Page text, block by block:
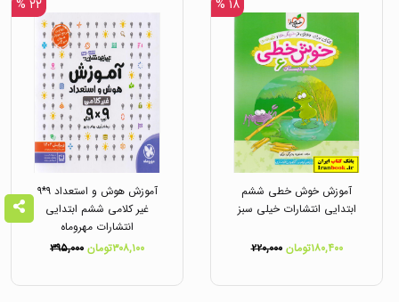
۱۸ %
آموزش خوش خطی ششم
ابتدایی انتشارات خیلی سبز
۱۸۰,۴۰۰تومان ۲۲۰,۰۰۰
۲۲ %
آموزش هوش و استعداد ۹*۹
غیر کلامی ششم ابتدایی
انتشارات مهروماه
۳۰۸,۱۰۰تومان
۳۹۵,۰۰۰